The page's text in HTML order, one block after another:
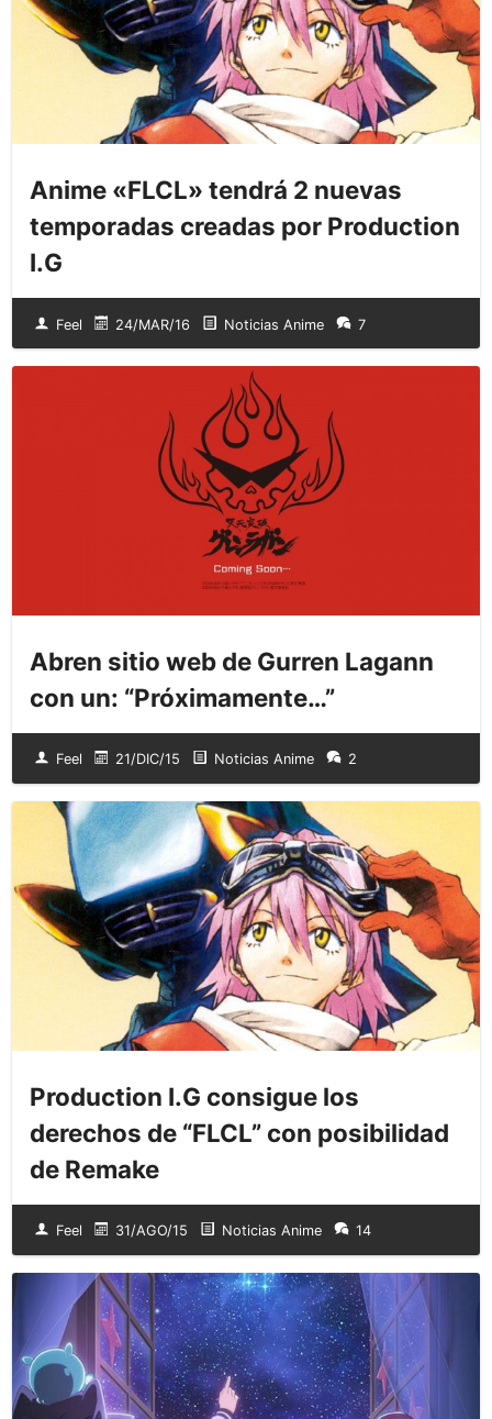
Anime «FLCL» tendrá 2 nuevas
temporadas creadas por Production
I.G
Feel 24/MAR/16 Noticias Anime 7
Abren sitio web de Gurren Lagann
con un: “Próximamente…”
Feel 21/DIC/15 Noticias Anime 2
Production I.G consigue los
derechos de “FLCL” con posibilidad
de Remake
Feel 31/AGO/15 Noticias Anime 14